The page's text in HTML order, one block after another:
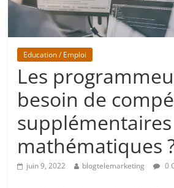
Education / Emploi
Les
besoin de
mathématiques
juin 9, 2022 blogtelemarketing 0